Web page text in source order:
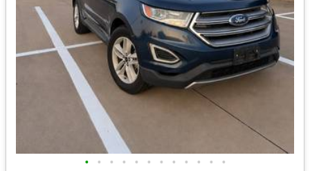
• • • • • • • • • • • •